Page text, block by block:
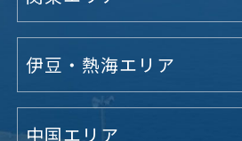
伊豆・熱海エリア
中国エリア